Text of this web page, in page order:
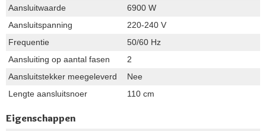
Aansluitwaarde
6900 W
Aansluitspanning
220-240 V
Frequentie
50/60 Hz
Aansluiting op aantal fasen
2
Aansluitstekker meegeleverd
Nee
Lengte aansluitsnoer
110 cm
Eigenschappen